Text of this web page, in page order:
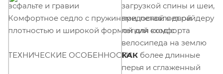
асфальте и гравии
Комфортное седло с пружинами, пеной с двой
плотностью и широкой формой для комфорта
ТЕХНИЧЕСКИЕ ОСОБЕННОСТИ
загрузкой спины и шеи,
предоставляет райдеру
легкий сход с
велосипеда на землю
КАК более длинные
перья и сглаженный